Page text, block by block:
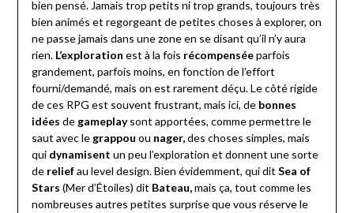
bien pensé. Jamais trop petits ni trop grands, toujours très
bien animés et regorgeant de petites choses à explorer, on
ne passe jamais dans une zone en se disant qu’il n’y aura
rien. L’exploration est à la fois récompenséeparfois
grandement, parfois moins, en fonction de l’effort
fourni/demandé, mais on est rarement déçu. Le côté rigide
de ces RPG est souvent frustrant, mais ici, de bonnes
idées de gameplaysont apportées, comme permettre le
saut avec le grappou ou nager,des choses simples, mais
qui dynamisent un peu l’exploration et donnent une sorte
de reliefau level design. Bien évidemment, qui dit Sea of
Stars (Mer d’Étoiles) dit Bateau,mais ça, tout comme les
nombreuses autres petites surprise que vous réserve le